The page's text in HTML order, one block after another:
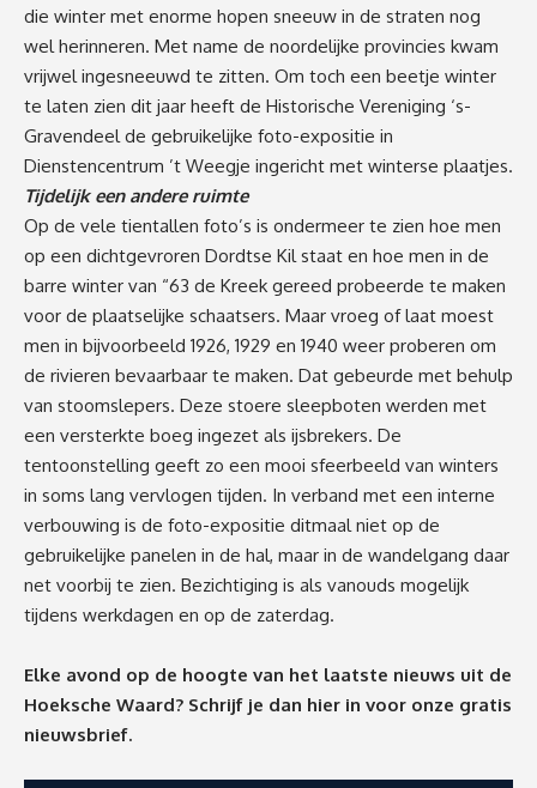
die winter met enorme hopen sneeuw in de straten nog
wel herinneren. Met name de noordelijke provincies kwam
vrijwel ingesneeuwd te zitten. Om toch een beetje winter
te laten zien dit jaar heeft de Historische Vereniging ‘s-
Gravendeel de gebruikelijke foto-expositie in
Dienstencentrum ’t Weegje ingericht met winterse plaatjes.
Tijdelijk een andere ruimte
Op de vele tientallen foto’s is ondermeer te zien hoe men
op een dichtgevroren Dordtse Kil staat en hoe men in de
barre winter van “63 de Kreek gereed probeerde te maken
voor de plaatselijke schaatsers. Maar vroeg of laat moest
men in bijvoorbeeld 1926, 1929 en 1940 weer proberen om
de rivieren bevaarbaar te maken. Dat gebeurde met behulp
van stoomslepers. Deze stoere sleepboten werden met
een versterkte boeg ingezet als ijsbrekers. De
tentoonstelling geeft zo een mooi sfeerbeeld van winters
in soms lang vervlogen tijden. In verband met een interne
verbouwing is de foto-expositie ditmaal niet op de
gebruikelijke panelen in de hal, maar in de wandelgang daar
net voorbij te zien. Bezichtiging is als vanouds mogelijk
tijdens werkdagen en op de zaterdag.
Elke avond op de hoogte van het laatste nieuws uit de
Hoeksche Waard? Schrijf je dan hier in voor onze gratis
nieuwsbrief.